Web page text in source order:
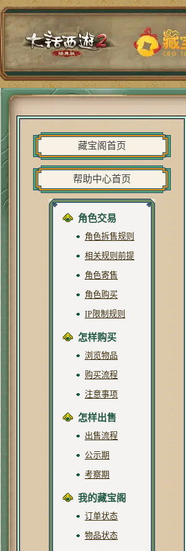
藏宝阁首页
帮助中心首页
角色交易
角色拆售规则
相关规则前提
角色寄售
角色购买
IP限制规则
怎样购买
浏览物品
购买流程
注意事项
怎样出售
出售流程
公示期
考察期
我的藏宝阁
订单状态
物品状态